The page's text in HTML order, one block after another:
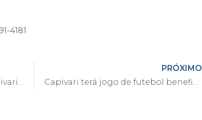
4181
Galeria Tarsila do Amaral de Capivari recebe novas releituras
PRÓXIMO
Capivari terá jogo de futebol beneficente neste sábado, dia 28